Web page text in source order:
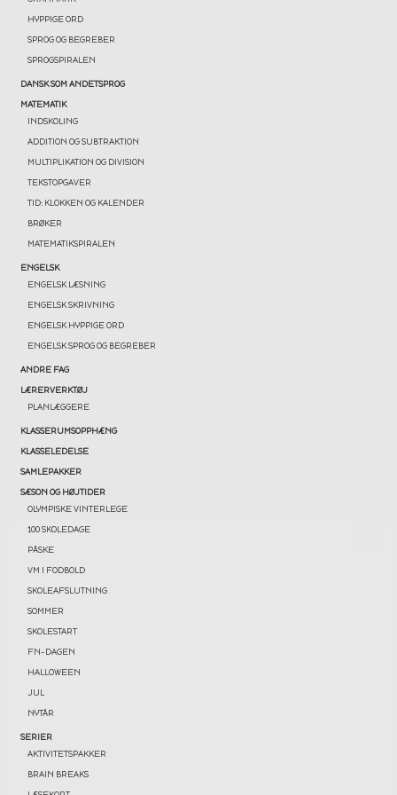
HYPPIGE ORD
SPROG OG BEGREBER
SPROGSPIRALEN
DANSK SOM ANDETSPROG
MATEMATIK
INDSKOLING
ADDITION OG SUBTRAKTION
MULTIPLIKATION OG DIVISION
TEKSTOPGAVER
TID: KLOKKEN OG KALENDER
BRØKER
MATEMATIKSPIRALEN
ENGELSK
ENGELSK LÆSNING
ENGELSK SKRIVNING
ENGELSK HYPPIGE ORD
ENGELSK SPROG OG BEGREBER
ANDRE FAG
LÆRERVERKTØJ
PLANLÆGGERE
KLASSERUMSOPPHÆNG
KLASSELEDELSE
SAMLEPAKKER
SÆSON OG HØJTIDER
OLYMPISKE VINTERLEGE
100 SKOLEDAGE
PÅSKE
VM I FODBOLD
SKOLEAFSLUTNING
SOMMER
SKOLESTART
FN-DAGEN
HALLOWEEN
JUL
NYTÅR
SERIER
AKTIVITETSPAKKER
BRAIN BREAKS